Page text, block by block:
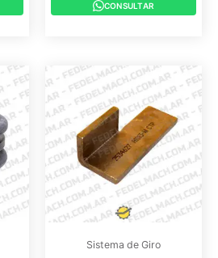
CONSULTAR
Sistema de Giro